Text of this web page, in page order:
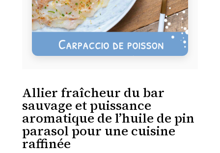
Allier fraîcheur du bar
sauvage et puissance
aromatique de l’huile de pin
parasol pour une cuisine
raffinée